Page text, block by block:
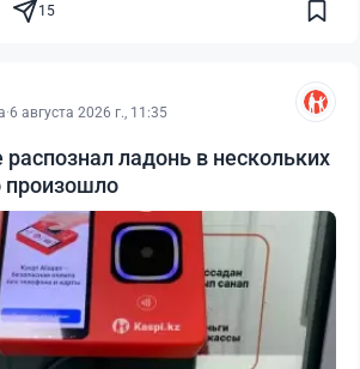
15
·6 августа 2026 г., 11:35
распознал ладонь в нескольких
произошло